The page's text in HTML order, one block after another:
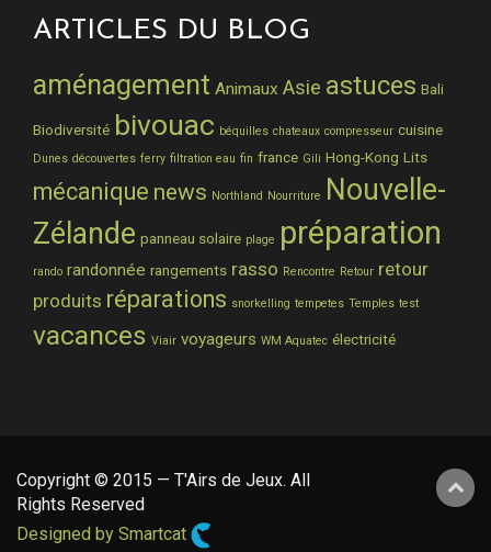
ARTICLES DU BLOG
aménagement Animaux Asie astuces Bali
Biodiversité bivouac béquilles chateaux compresseur cuisine
Dunes découvertes ferry filtration eau fin france Gili Hong-Kong Lits
mécanique news Northland Nourriture Nouvelle-
Zélande panneau solaire plage préparation
rando randonnée rangements rasso Rencontre Retour retour
produits réparations snorkelling tempetes Temples test
vacances Viair voyageurs WM Aquatec électricité
Copyright © 2015 — T'Airs de Jeux. All
Rights Reserved
Designed by Smartcat